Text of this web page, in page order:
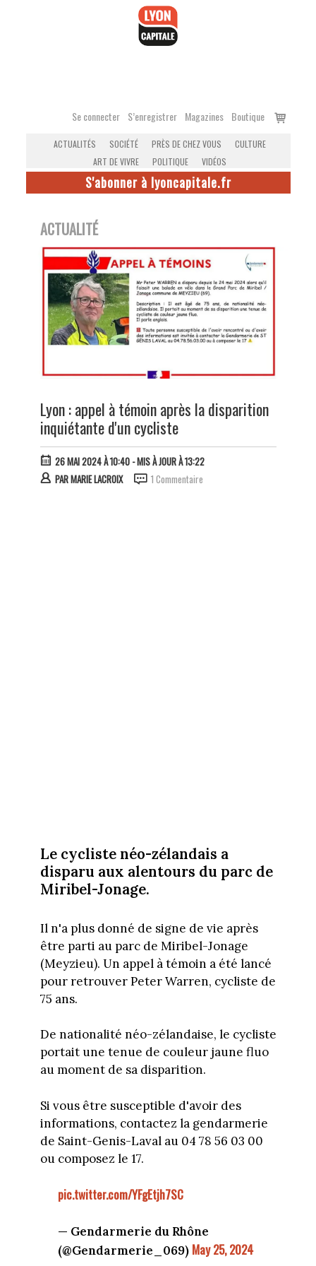
Se connecter S’enregistrer Magazines Boutique
Voir
ACTUALITÉS SOCIÉTÉ PRÈS DE CHEZ VOUS
CULTURE
ART DE VIVRE
POLITIQUE VIDÉOS
S'abonner à lyoncapitale.fr
ACTUALITÉ
Lyon : appel à témoin après la disparition
inquiétante d'un cycliste
26 MAI 2024 À 10:40- MIS À JOUR À 13:22
PARMARIE LACROIX 1 Commentaire
Le cycliste néo-zélandais a
disparu aux alentours du parc de
Miribel-Jonage.
Il n'a plus donné de signe de vie après
être parti au parc de Miribel-Jonage
(Meyzieu). Un appel à témoin a été lancé
pour retrouver Peter Warren, cycliste de
75 ans.
De nationalité néo-zélandaise, le cycliste
portait une tenue de couleur jaune fluo
au moment de sa disparition.
Si vous être susceptible d'avoir des
informations, contactez la gendarmerie
de Saint-Genis-Laval au 04 78 56 03 00
ou composez le 17.
pic.twitter.com/YFgEtjh7SC
— Gendarmerie du Rhône
(@Gendarmerie_069) May 25, 2024